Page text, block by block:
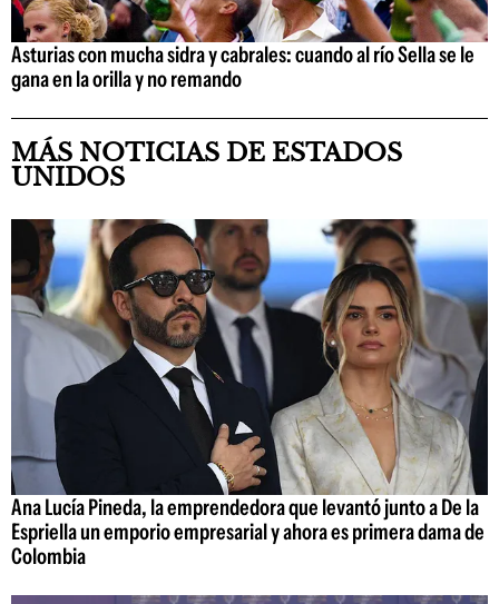
Asturias con mucha sidra y cabrales: cuando al río Sella se le
gana en la orilla y no remando
MÁS NOTICIAS DE ESTADOS
UNIDOS
Ana Lucía Pineda, la emprendedora que levantó junto a De la
Espriella un emporio empresarial y ahora es primera dama de
Colombia